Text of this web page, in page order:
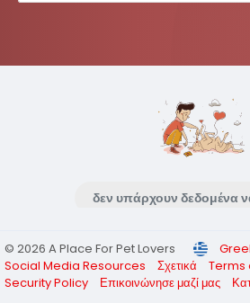
δεν υπάρχουν δεδομένα
© 2026 A Place For Pet Lovers
Social Media Resources
Σχετικά Terms
Security Policy
Επικοινώνησε μαζί μας